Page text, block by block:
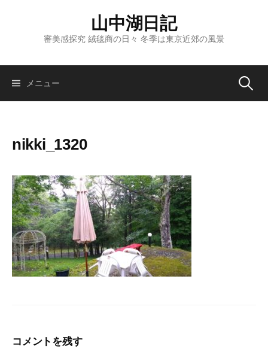
ツ
山中湖日記
審美感探究 絨毯商の日々 冬季は東京近郊の風景
メニュー 検
nikki_1320
コメントを残す